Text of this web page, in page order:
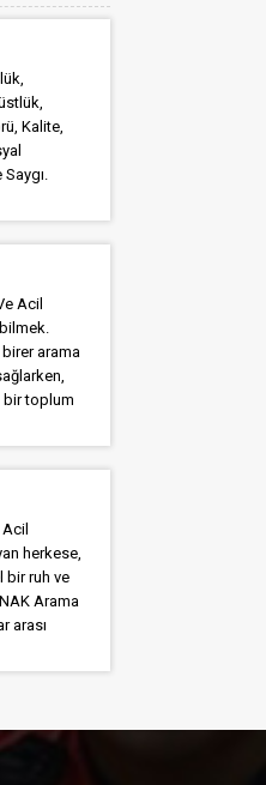
Kalite,
Acil
arama
bir toplum
herkese,
bir ruh ve
Arama
arası